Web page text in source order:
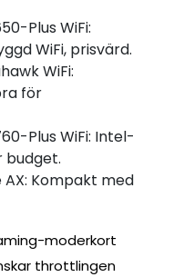
Plus WiFi:
WiFi, prisvärd.
WiFi:
för
Plus WiFi: Intel-
budget.
Kompakt med
moderkort
throttlingen